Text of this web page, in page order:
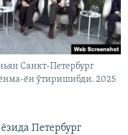
Санкт-Петербург
ён ўтиришибди. 2025
Петербург